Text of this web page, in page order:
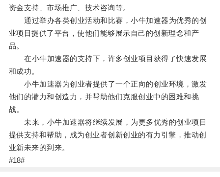
资金支持、市场推广、技术咨询等。
通过举办各类创业活动和比赛，小牛加速器为优秀的创
业项目提供了平台，使他们能够展示自己的创新理念和产
品。
在小牛加速器的支持下，许多创业项目获得了快速发展
和成功。
小牛加速器为创业者提供了一个正向的创业环境，激发
他们的潜力和创造力，并帮助他们克服创业中的困难和挑
战。
未来，小牛加速器将继续发展，为更多优秀的创业项目
提供支持和帮助，成为创业者创新创业的有力引擎，推动创
业新未来的到来。
#18#